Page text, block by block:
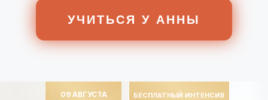
УЧИТЬСЯ У АННЫ
09 АВГУСТА
БЕСПЛАТНЫЙ ИНТЕНСИВ